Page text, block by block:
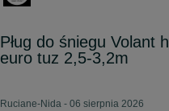
Pług do śniegu Volant
euro tuz 2,5-3,2m
Ruciane-Nida - 06 sierpnia 2026